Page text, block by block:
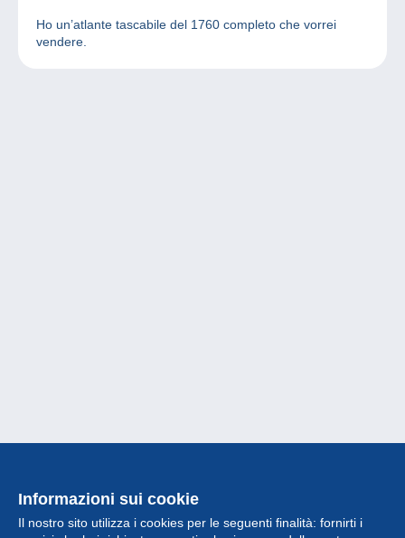
Ho un’atlante tascabile del 1760 completo che vorrei
vendere.
Informazioni sui cookie
Il nostro sito utilizza i cookies per le seguenti finalità: fornirti i